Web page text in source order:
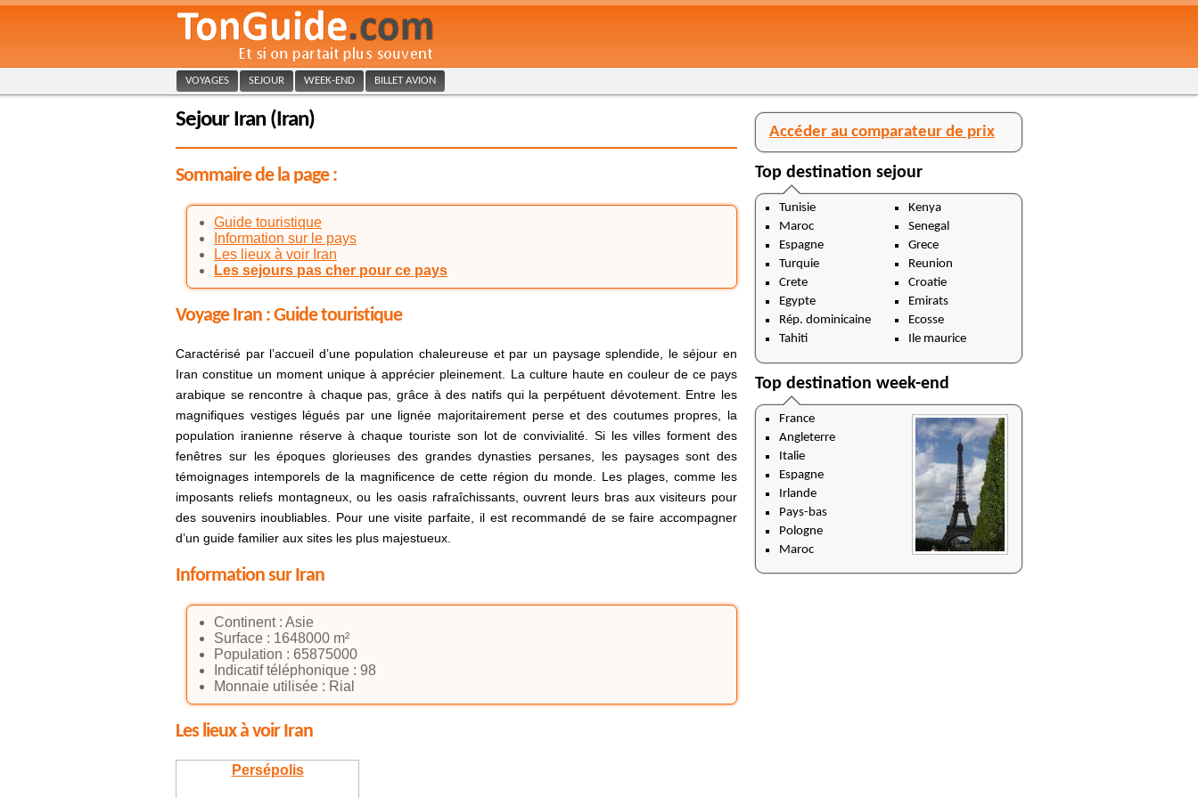
VOYAGES SEJOUR WEEK-END BILLET AVION
Sejour Iran (Iran)
Sommaire de la page :
Guide touristique
Information sur le pays
Les lieux à voir Iran
Les sejours pas cher pour ce pays
Voyage Iran : Guide touristique
Caractérisé par l’accueil d’une population chaleureuse et par un paysage splendide, le séjour en
Iran constitue un moment unique à apprécier pleinement. La culture haute en couleur de ce pays
arabique se rencontre à chaque pas, grâce à des natifs qui la perpétuent dévotement. Entre les
magnifiques vestiges légués par une lignée majoritairement perse et des coutumes propres, la
population iranienne réserve à chaque touriste son lot de convivialité. Si les villes forment des
fenêtres sur les époques glorieuses des grandes dynasties persanes, les paysages sont des
témoignages intemporels de la magnificence de cette région du monde. Les plages, comme les
imposants reliefs montagneux, ou les oasis rafraîchissants, ouvrent leurs bras aux visiteurs pour
des souvenirs inoubliables. Pour une visite parfaite, il est recommandé de se faire accompagner
d’un guide familier aux sites les plus majestueux.
Information sur Iran
Continent : Asie
Surface : 1648000 m²
Population : 65875000
Indicatif téléphonique : 98
Monnaie utilisée : Rial
Les lieux à voir Iran
Persépolis
Accéder au comparateur de prix
Top destination sejour
Tunisie
Maroc
Espagne
Turquie
Crete
Egypte
Rép. dominicaine
Tahiti
Kenya
Senegal
Grece
Reunion
Croatie
Emirats
Ecosse
Ile maurice
Top destination week-end
France
Angleterre
Italie
Espagne
Irlande
Pays-bas
Pologne
Maroc